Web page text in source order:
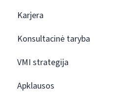
Karjera
Konsultacinė taryba
VMI strategija
Apklausos